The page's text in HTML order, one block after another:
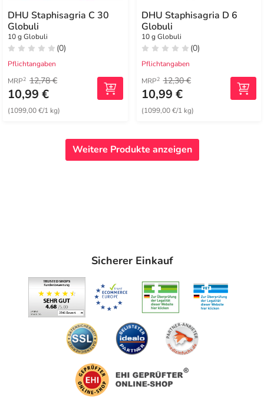
DHU Staphisagria C 30
Globuli
10 g Globuli
(0)
Pflichtangaben
MRP2 12,78 €
10,99 €
(1099,00 €/1 kg)
DHU Staphisagria D 6
Globuli
10 g Globuli
(0)
Pflichtangaben
MRP2 12,30 €
10,99 €
(1099,00 €/1 kg)
Weitere Produkte anzeigen
Sicherer Einkauf